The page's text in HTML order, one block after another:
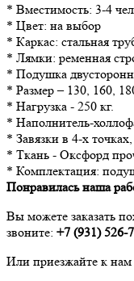
* Вместимость: 3-4
* Цвет: на выбор
* Каркас: стальная
* Лямки: ременная
* Подушка
* Размер – 130, 160,
* Нагрузка - 250 кг.
* Наполнитель-
* Завязки в 4-х
* Ткань - Оксфорд
* Комплектация:
Понравилась наша
Вы можете заказать
звоните: +7 (931) 526-
Или приезжайте к нам